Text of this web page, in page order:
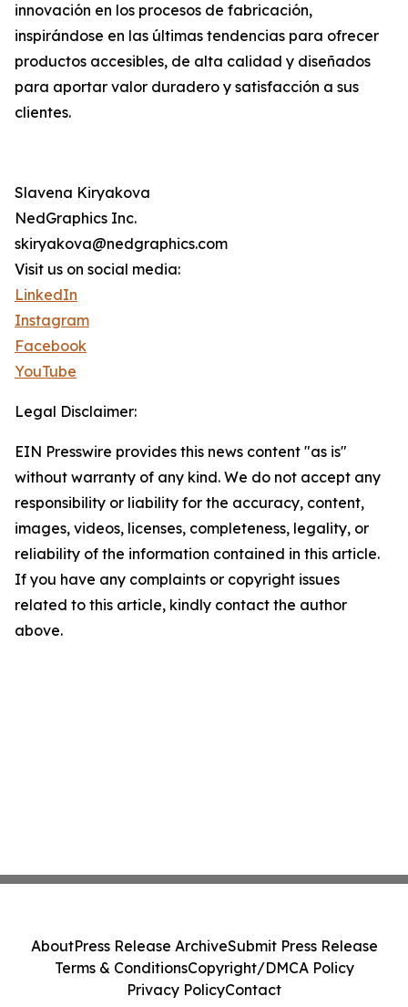
innovación en los procesos de fabricación,
inspirándose en las últimas tendencias para ofrecer
productos accesibles, de alta calidad y diseñados
para aportar valor duradero y satisfacción a sus
clientes.
Slavena Kiryakova
NedGraphics Inc.
skiryakova@nedgraphics.com
Visit us on social media:
LinkedIn
Instagram
Facebook
YouTube
Legal Disclaimer:
EIN Presswire provides this news content "as is"
without warranty of any kind. We do not accept any
responsibility or liability for the accuracy, content,
images, videos, licenses, completeness, legality, or
reliability of the information contained in this article.
If you have any complaints or copyright issues
related to this article, kindly contact the author
above.
AboutPress Release ArchiveSubmit Press Release
Terms & ConditionsCopyright/DMCA Policy
Privacy PolicyContact